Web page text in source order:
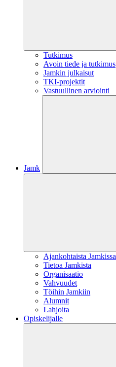
Tutkimus
Avoin tiede ja tutkimus
Jamkin julkaisut
TKI-projektit
Vastuullinen arviointi
Jamk
Ajankohtaista Jamkissa
Tietoa Jamkista
Organisaatio
Vahvuudet
Töihin Jamkiin
Alumnit
Lahjoita
Opiskelijalle